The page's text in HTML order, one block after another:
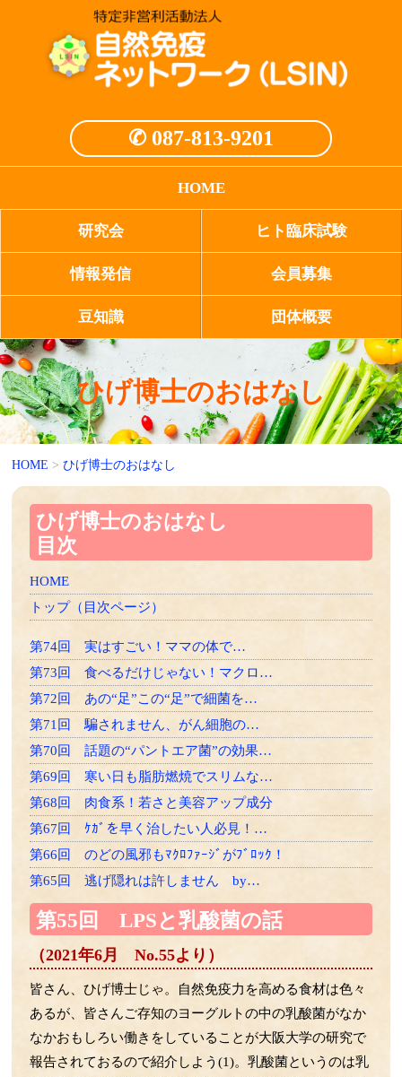
✆ 087-813-9201
HOME
研究会 ヒト臨床試験
情報発信 会員募集
豆知識 団体概要
ひげ博士のおはなし
HOME >ひげ博士のおはなし
ひげ博士のおはなし
目次
HOME
トップ（目次ページ）
第74回 実はすごい！ママの体で…
第73回 食べるだけじゃない！マクロ…
第72回 あの“足”この“足”で細菌を…
第71回 騙されません、がん細胞の…
第70回 話題の“パントエア菌”の効果…
第69回 寒い日も脂肪燃焼でスリムな…
第68回 肉食系！若さと美容アップ成分
第67回 ｹｶﾞを早く治したい人必見！…
第66回 のどの風邪もﾏｸﾛﾌｧｰｼﾞがﾌﾞﾛｯｸ！
第65回 逃げ隠れは許しません by…
第64回 老け速度は26歳から差がつく？
第63回 LPSは骨にも効く！？
第62回 ゾンビ細胞をやっつけろ
第61回 一網打尽の必殺技！
第60回 たくさん使って効くLPSﾌﾗｲﾄへ！
第59回 ﾏｸﾛﾌｧｰｼﾞはLPSﾏｯｻｰｼﾞがお好き
第58回 LPSによるﾏｸﾛﾌｧｰｼﾞの再教育の話
第55回 LPSと乳酸菌の話
（2021年6月 No.55より）
皆さん、ひげ博士じゃ。自然免疫力を高める食材は色々
あるが、皆さんご存知のヨーグルトの中の乳酸菌がなか
なかおもしろい働きをしていることが大阪大学の研究で
報告されておるので紹介しよう(1)。乳酸菌というのは乳